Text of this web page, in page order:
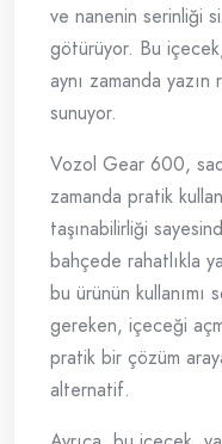
ve nanenin serinliği
götürüyor. Bu
aynı zamanda
sunuyor.
Vozol Gear 600,
zamanda pratik
taşınabilirliği
bahçede rahatlıkla
bu ürünün kullanımı
gereken, içeceği
pratik bir çözüm
alternatif.